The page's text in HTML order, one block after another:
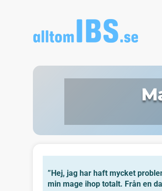
”Hej, jag har haft mycket
min mage ihop totalt. Från en